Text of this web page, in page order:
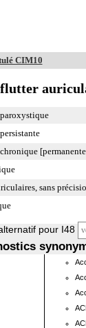
CIM10
sans
pour I48